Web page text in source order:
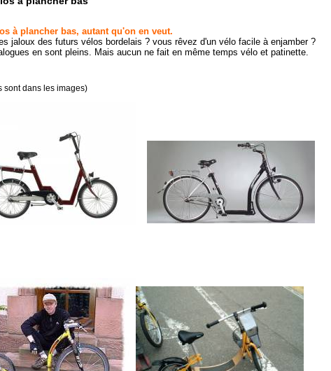
à plancher bas, autant qu'on en veut.
jaloux des futurs vélos bordelais ? vous rêvez d'un vélo facile à enjamber ?
en sont pleins. Mais aucun ne fait en même temps vélo et patinette.
sont dans les images)